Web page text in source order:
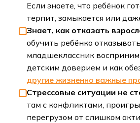
Если знаете, что ребёнок
терпит, замыкается или
Знает, как отказать
обучить ребёнка
младшеклассник
детским доверием и как
другие жизненно важные
Стрессовые ситуации не
там с конфликтами,
перегрузом от слишком